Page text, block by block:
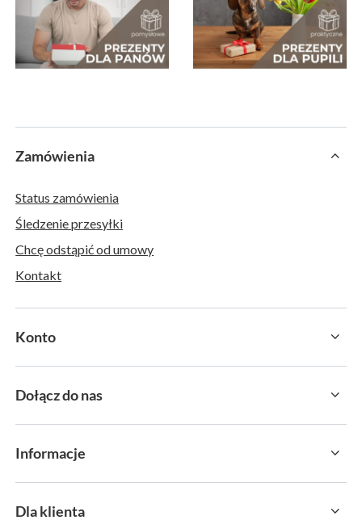
Zamówienia
Status zamówienia
Śledzenie przesyłki
Chcę odstąpić od umowy
Kontakt
Konto
Dołącz do nas
Informacje
Dla klienta